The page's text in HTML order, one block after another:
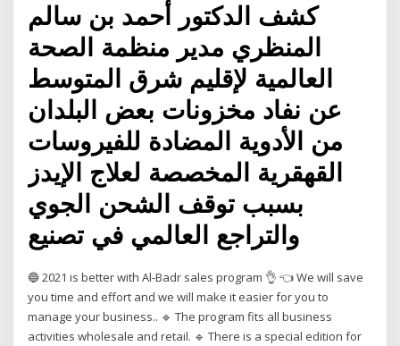
كشف الدكتور أحمد بن سالم
المنظري مدير منظمة الصحة
العالمية‬ لإقليم شرق المتوسط
عن نفاد مخزونات بعض البلدان
من الأدوية المضادة للفيروسات
القهقرية المخصصة لعلاج الإيدز
بسبب توقف الشحن الجوي
والتراجع العالمي في تصنيع
🔵 2021 is better with Al-Badr sales program 👌 👈 We will save
you time and effort and we will make it easier for you to
manage your business.. 🔹 The program fits all business
activities wholesale and retail. 🔹 There is a special edition for